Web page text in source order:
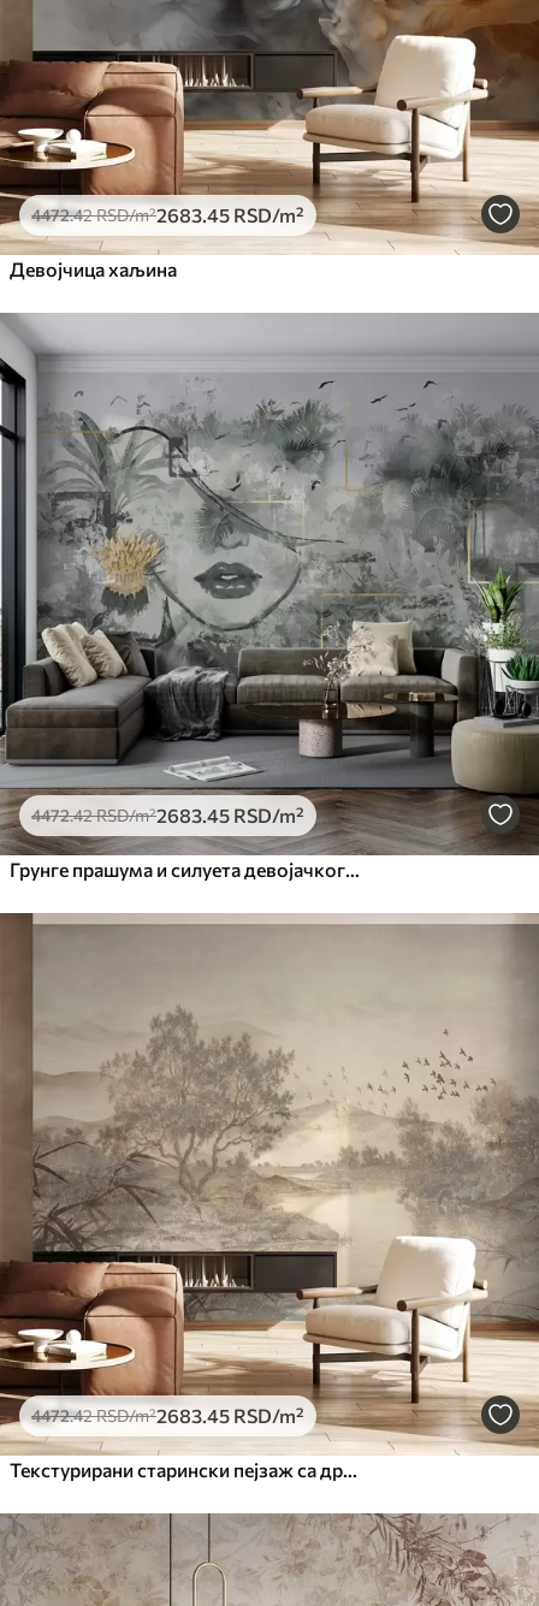
Премиум
6333.333800.00 RSD/m²
Peel and Stick
8166.674900.00RSD/m²
4472.42RSD/m²2683 .45 RSD/m²
Девојчица хаљина
4472.42RSD/m²2683 .45 RSD/m²
4472.42RSD/m²2683 .45 RSD/m²